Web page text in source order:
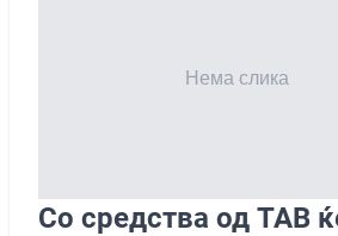
Со средства од ТАВ